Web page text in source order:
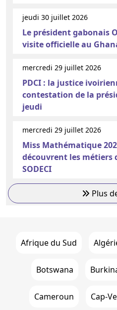
jeudi 30 juillet 2026
Le président gabonais
visite officielle au
mercredi 29 juillet 2026
PDCI : la justice
contestation de la
jeudi
mercredi 29 juillet 2026
Miss Mathématique
découvrent les métiers
SODECI
Plus
Afrique du Sud
Botswana
Cameroun Cap-